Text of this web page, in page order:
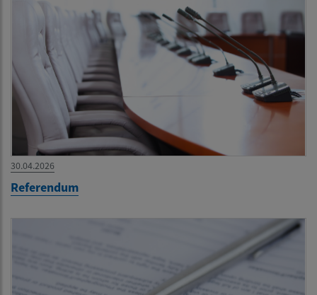
30.04.2026
Referendum